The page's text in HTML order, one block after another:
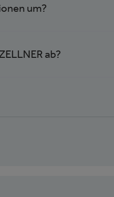
um?
ab?